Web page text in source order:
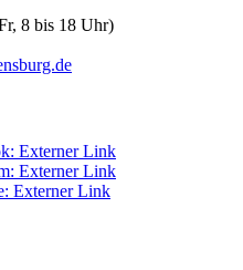
8 bis 18 Uhr)
: Externer Link
: Externer Link
: Externer Link